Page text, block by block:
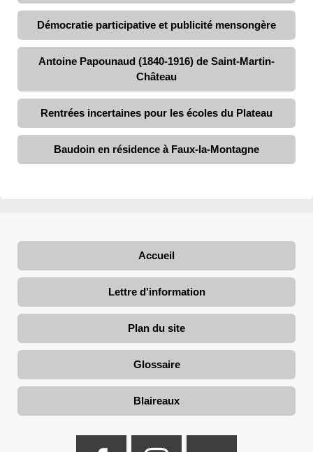
Démocratie participative et publicité mensongère
Antoine Papounaud (1840-1916) de Saint-Martin-
Château
Rentrées incertaines pour les écoles du Plateau
Baudoin en résidence à Faux-la-Montagne
Accueil
Lettre d'information
Plan du site
Glossaire
Blaireaux